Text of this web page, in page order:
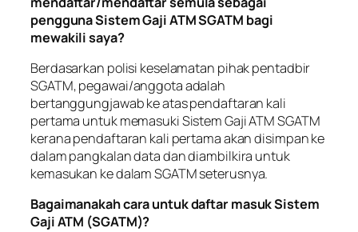
pengguna Sistem Gaji ATM SGATM bagi
mewakili saya?
Berdasarkan polisi keselamatan pihak pentadbir
SGATM, pegawai/anggota adalah
bertanggungjawab ke atas pendaftaran kali
pertama untuk memasuki Sistem Gaji ATM SGATM
kerana pendaftaran kali pertama akan disimpan ke
dalam pangkalan data dan diambilkira untuk
kemasukan ke dalam SGATM seterusnya.
Bagaimanakah cara untuk daftar masuk Sistem
Gaji ATM (SGATM)?